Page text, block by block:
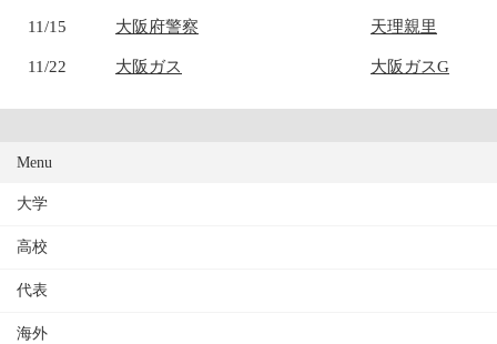
11/15 大阪府警察 天理親里
11/22 大阪ガス 大阪ガスG
Menu
大学
高校
代表
海外